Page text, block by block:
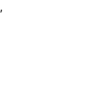
,